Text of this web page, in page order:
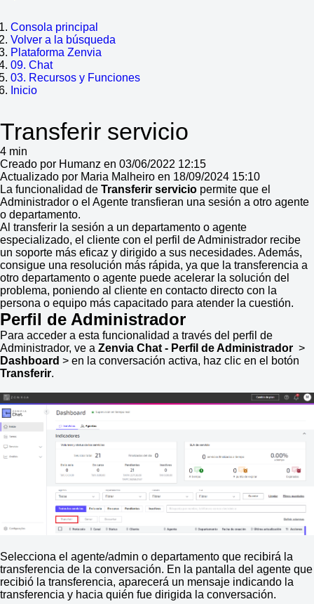
Consola principal
Volver a la búsqueda
Plataforma Zenvia
09. Chat
03. Recursos y Funciones
Inicio
Transferir servicio
4 min
Creado por Humanz en 03/06/2022 12:15
Actualizado por Maria Malheiro en 18/09/2024 15:10
La funcionalidad de Transferir servicio permite que el
Administrador o el Agente transfieran una sesión a otro agente
o departamento.
Al transferir la sesión a un departamento o agente
especializado, el cliente con el perfil de Administrador recibe
un soporte más eficaz y dirigido a sus necesidades. Además,
consigue una resolución más rápida, ya que la transferencia a
otro departamento o agente puede acelerar la solución del
problema, poniendo al cliente en contacto directo con la
persona o equipo más capacitado para atender la cuestión.
Perfil de Administrador
Para acceder a esta funcionalidad a través del perfil de
Administrador, ve a Zenvia Chat - Perfil de Administrador >
Dashboard > en la conversación activa, haz clic en el botón
Transferir.
Selecciona el agente/admin o departamento que recibirá la
transferencia de la conversación. En la pantalla del agente que
recibió la transferencia, aparecerá un mensaje indicando la
transferencia y hacia quién fue dirigida la conversación.